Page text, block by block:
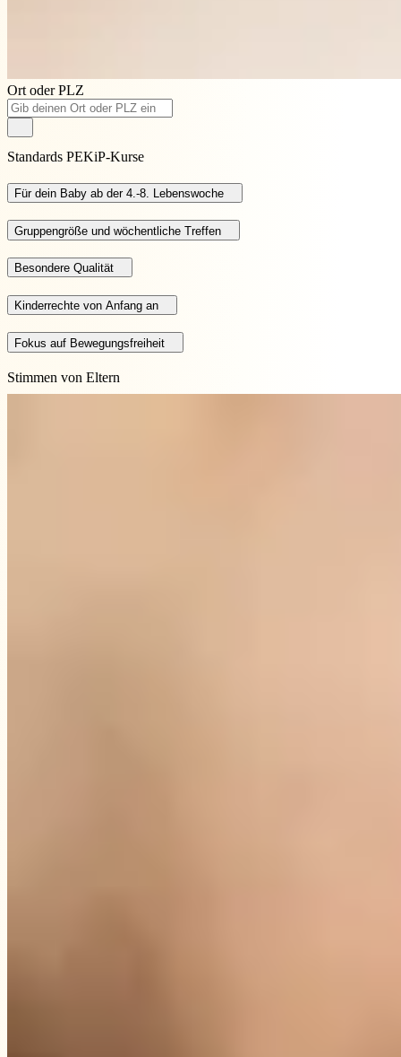
Ort oder PLZ
Standards PEKiP-Kurse
Für dein Baby ab der 4.-8. Lebenswoche
Gruppengröße und wöchentliche Treffen
Besondere Qualität
Kinderrechte von Anfang an
Fokus auf Bewegungsfreiheit
Stimmen von Eltern